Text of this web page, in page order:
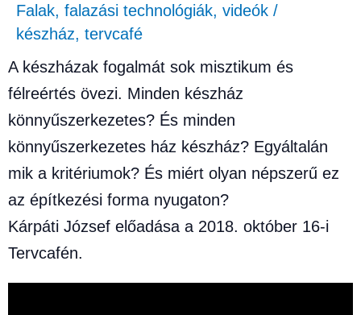
Falak, falazási technológiák, videók /
készház, tervcafé
A készházak fogalmát sok misztikum és
félreértés övezi. Minden készház
könnyűszerkezetes? És minden
könnyűszerkezetes ház készház? Egyáltalán
mik a kritériumok? És miért olyan népszerű ez
az építkezési forma nyugaton?
Kárpáti József előadása a 2018. október 16-i
Tervcafén.